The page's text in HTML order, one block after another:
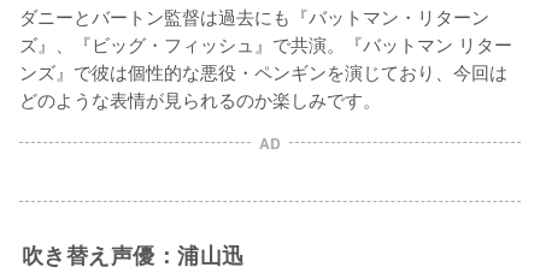
ダニーとバートン監督は過去にも『バットマン・リターン
ズ』、『ビッグ・フィッシュ』で共演。『バットマン リター
ンズ』で彼は個性的な悪役・ペンギンを演じており、今回は
どのような表情が見られるのか楽しみです。
AD
吹き替え声優：浦山迅